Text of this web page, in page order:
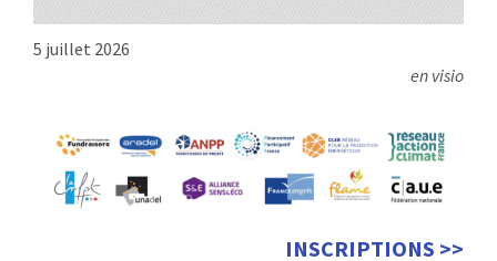
5 juillet 2026
en visio
INSCRIPTIONS >>